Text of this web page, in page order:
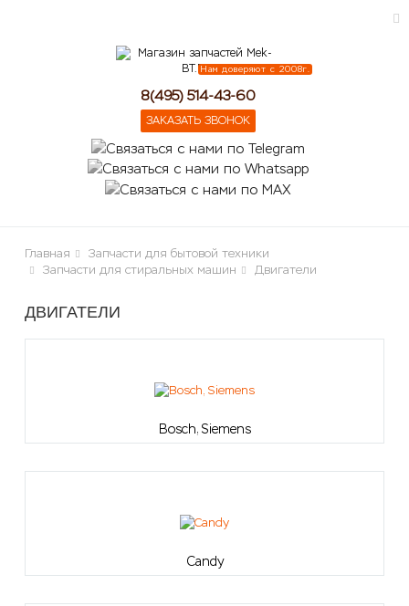
Нам доверяют с 2008г.
8(495) 514-43-60
ЗАКАЗАТЬ ЗВОНОК
Главная
Запчасти для бытовой техники
Запчасти для стиральных машин
Двигатели
ДВИГАТЕЛИ
Bosch, Siemens
Candy